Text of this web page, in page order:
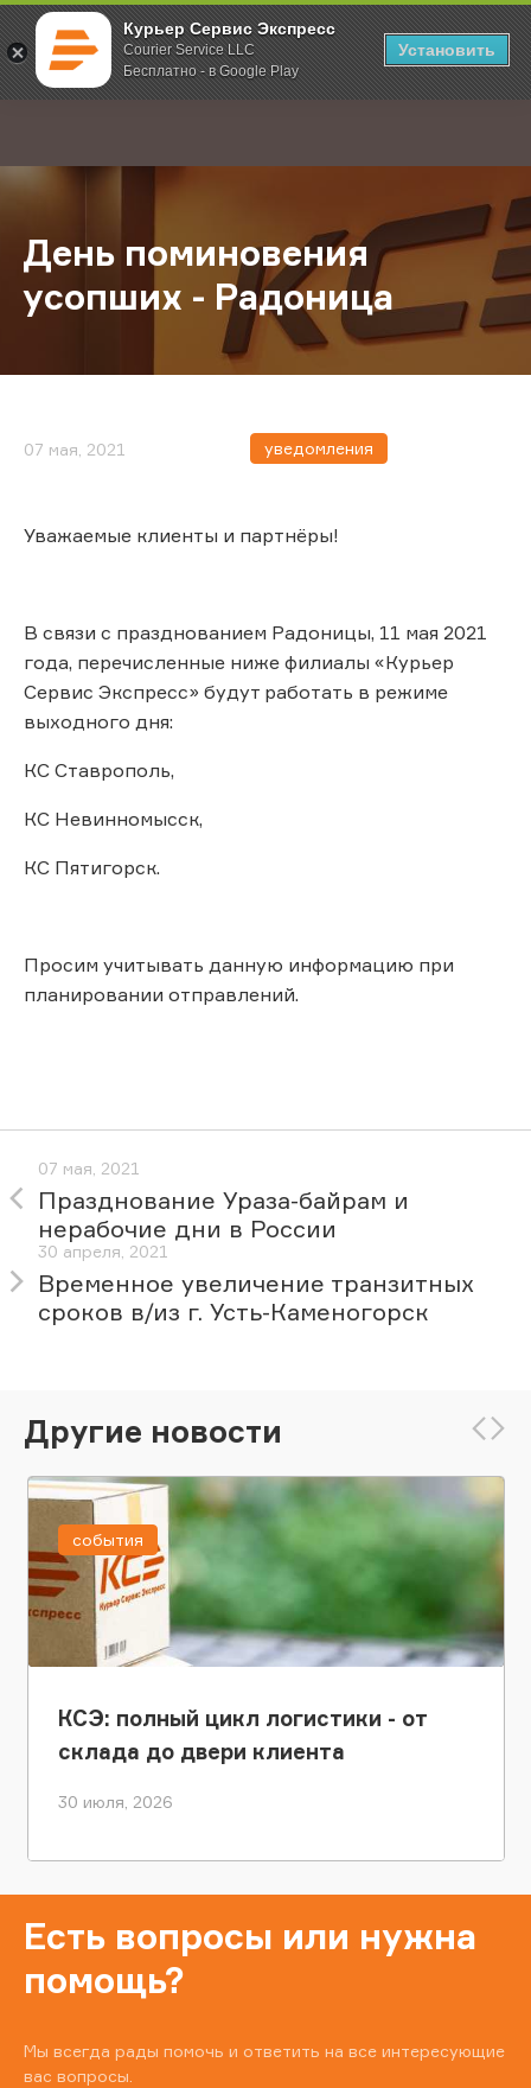
Курьер Сервис Экспресс
Courier Service LLC
Бесплатно - в Google Play
Установить
; Главная О компании Новости День поминовения усопших -
День поминовения
усопших - Радоница
07 мая, 2021 уведомления
Уважаемые клиенты и партнёры!
В связи с празднованием Радоницы, 11 мая 2021
года, перечисленные ниже филиалы «Курьер
Сервис Экспресс» будут работать в режиме
выходного дня:
КС Ставрополь,
КС Невинномысск,
КС Пятигорск.
Просим учитывать данную информацию при
планировании отправлений.
07 мая, 2021
Празднование Ураза-байрам и
нерабочие дни в России
30 апреля, 2021
Временное увеличение транзитных
сроков в/из г. Усть-Каменогорск
Другие новости
КСЭ: полный цикл логистики - от
склада до двери клиента
30 июля, 2026
события
Есть вопросы или нужна
помощь?
Мы всегда рады помочь и ответить на все интересующие
вас вопросы.